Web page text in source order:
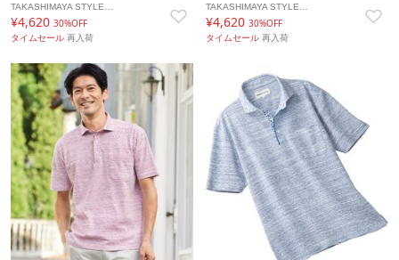
TAKASHIMAYA STYLE…
¥4,620 30%OFF
タイムセール 再入荷
TAKASHIMAYA STYLE…
¥4,62030%OFF
タイムセール再入荷